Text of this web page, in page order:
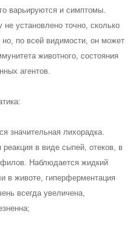
варьируются и симптомы.
установлено точно, сколько
но, по всей видимости, он может
животного, состояния
агентов.
значительная лихорадка.
реакция в виде сыпей, отеков, в
Наблюдается жидкий
в животе, гиперферментация
всегда увеличена,